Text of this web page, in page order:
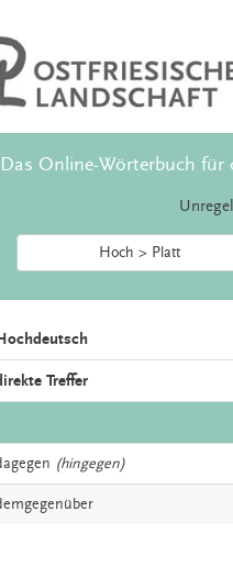
Das Online-Wörterbuch für
Hoch > Platt
Treffer
(hingegen)